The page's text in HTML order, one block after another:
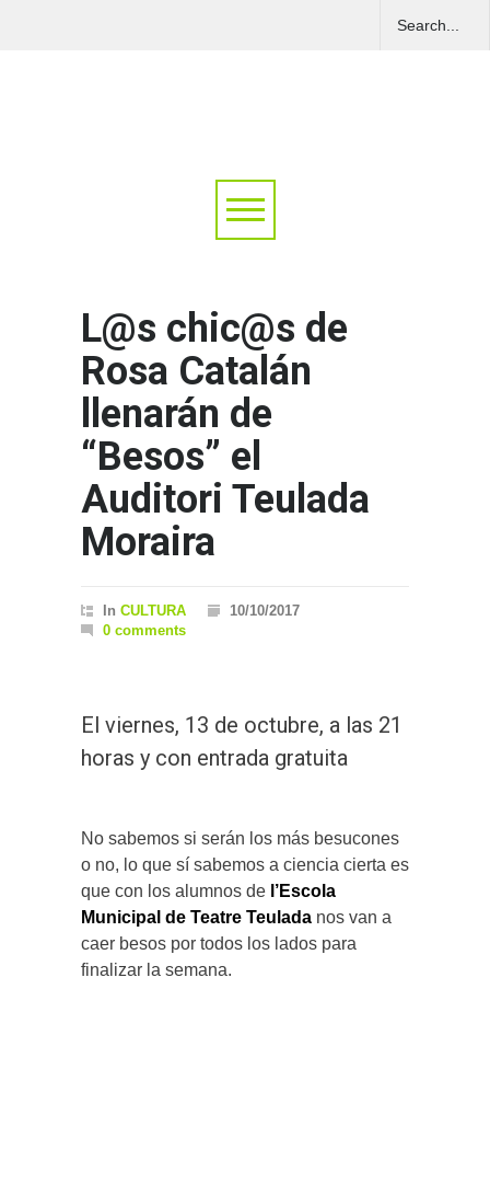
L@s chic@s de
Rosa Catalán
llenarán de
“Besos” el
Auditori Teulada
Moraira
In CULTURA
10/10/2017
0 comments
El viernes, 13 de octubre, a las 21
horas y con entrada gratuita
No sabemos si serán los más besucones
o no, lo que sí sabemos a ciencia cierta es
que con los alumnos de l’Escola
Municipal de Teatre Teulada nos van a
caer besos por todos los lados para
finalizar la semana.